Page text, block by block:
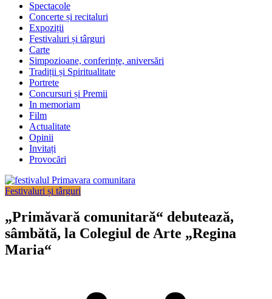
Spectacole
Concerte și recitaluri
Expoziții
Festivaluri și târguri
Carte
Simpozioane, conferințe, aniversări
Tradiții și Spiritualitate
Portrete
Concursuri și Premii
In memoriam
Film
Actualitate
Opinii
Invitați
Provocări
Festivaluri și târguri
„Primăvară comunitară“ debutează,
sâmbătă, la Colegiul de Arte „Regina
Maria“